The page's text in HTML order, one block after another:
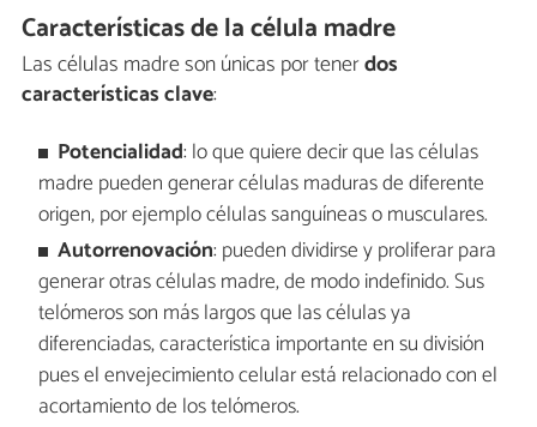
Características de la célula madre
Las células madre son únicas por tenerdos
características clave:
Potencialidad: lo que quiere decir que las células
madre pueden generar células maduras de diferente
origen, por ejemplo células sanguíneas o musculares.
Autorrenovación: pueden dividirse y proliferar para
generar otras células madre, de modo indefinido. Sus
telómeros son más largos que las células ya
diferenciadas, característica importante en su división
pues el envejecimiento celular está relacionado con el
acortamiento de los telómeros.